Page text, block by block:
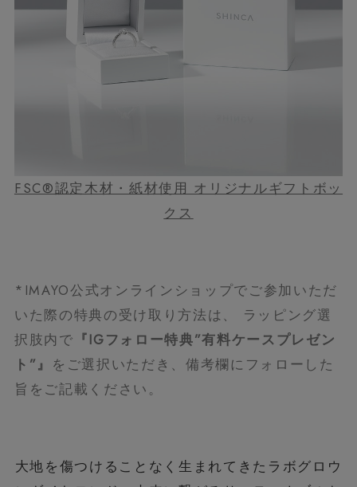
FSC®認定木材・紙材使用 オリジナルギフトボッ
クス
*IMAYO公式オンラインショップでご参加いただ
いた際の特典の受け取り方法は、 ラッピング選
択肢内で 『IGフォロー特典”有料ケースプレゼン
ト”』 をご選択いただき、備考欄にフォローした
旨をご記載ください。
大地を傷つけることなく生まれてきたラボグロウ